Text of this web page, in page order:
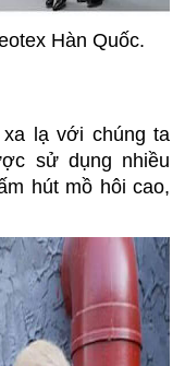
Hàn Quốc.
lạ với chúng ta
sử dụng nhiều
hút mồ hôi cao,